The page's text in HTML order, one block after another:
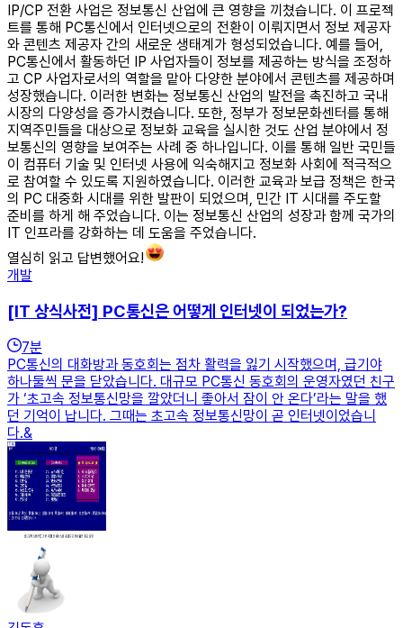
IP/CP 전환 사업은 정보통신 산업에 큰 영향을 끼쳤습니다. 이 프로젝
트를 통해 PC통신에서 인터넷으로의 전환이 이뤄지면서 정보 제공자
와 콘텐츠 제공자 간의 새로운 생태계가 형성되었습니다. 예를 들어,
PC통신에서 활동하던 IP 사업자들이 정보를 제공하는 방식을 조정하
고 CP 사업자로서의 역할을 맡아 다양한 분야에서 콘텐츠를 제공하며
성장했습니다. 이러한 변화는 정보통신 산업의 발전을 촉진하고 국내
시장의 다양성을 증가시켰습니다. 또한, 정부가 정보문화센터를 통해
지역주민들을 대상으로 정보화 교육을 실시한 것도 산업 분야에서 정
보통신의 영향을 보여주는 사례 중 하나입니다. 이를 통해 일반 국민들
이 컴퓨터 기술 및 인터넷 사용에 익숙해지고 정보화 사회에 적극적으
로 참여할 수 있도록 지원하였습니다. 이러한 교육과 보급 정책은 한국
의 PC 대중화 시대를 위한 발판이 되었으며, 민간 IT 시대를 주도할
준비를 하게 해 주었습니다. 이는 정보통신 산업의 성장과 함께 국가의
IT 인프라를 강화하는 데 도움을 주었습니다.
열심히 읽고 답변했어요!
개발
[IT 상식사전] PC통신은 어떻게 인터넷이 되었는가?
7분
PC통신의 대화방과 동호회는 점차 활력을 잃기 시작했으며, 급기야
하나둘씩 문을 닫았습니다. 대규모 PC통신 동호회의 운영자였던 친구
가 ‘초고속 정보통신망을 깔았더니 좋아서 잠이 안 온다’라는 말을 했
던 기억이 납니다. 그때는 초고속 정보통신망이 곧 인터넷이었습니
다.&